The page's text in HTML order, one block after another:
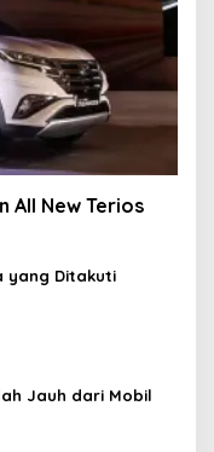
All New Terios
yang Ditakuti
Jauh dari Mobil